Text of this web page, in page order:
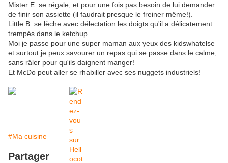
Mister E. se régale, et pour une fois pas besoin de lui demander
de finir son assiette (il faudrait presque le freiner même!).
Little B. se lèche avec délectation les doigts qu'il a délicatement
trempés dans le ketchup.
Moi je passe pour une super maman aux yeux des kidswhatelse
et surtout je peux savourer un repas qui se passe dans le calme,
sans râler pour qu'ils daignent manger!
Et McDo peut aller se rhabiller avec ses nuggets industriels!
#Ma cuisine
Partager